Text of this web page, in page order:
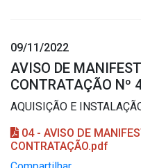
09/11/2022
AVISO DE
CONTRATAÇÃO Nº
AQUISIÇÃO E
04 - AVISO DE
CONTRATAÇÃO.pdf